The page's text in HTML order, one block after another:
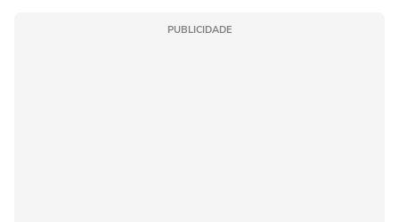
PUBLICIDADE